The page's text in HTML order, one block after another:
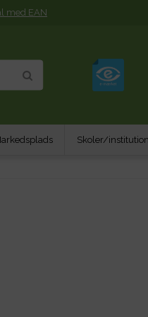
med EAN
Skoler/